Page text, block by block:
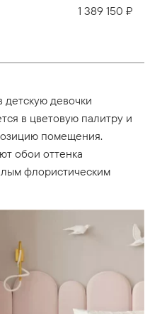
1 389 150 ₽
девочки
в цветовую палитру и
помещения.
обои оттенка
флористическим